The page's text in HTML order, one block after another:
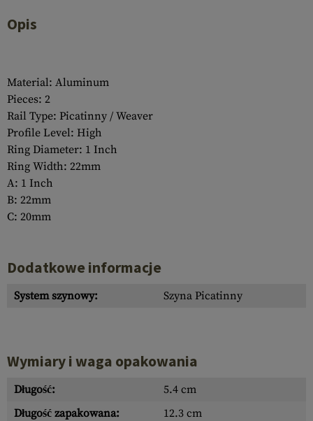
Opis
Material: Aluminum
Pieces: 2
Rail Type: Picatinny / Weaver
Profile Level: High
Ring Diameter: 1 Inch
Ring Width: 22mm
A: 1 Inch
B: 22mm
C: 20mm
Dodatkowe informacje
System szynowy: Szyna Picatinny
Wymiary i waga opakowania
Długość:
5.4 cm
Długość zapakowana:
12.3 cm